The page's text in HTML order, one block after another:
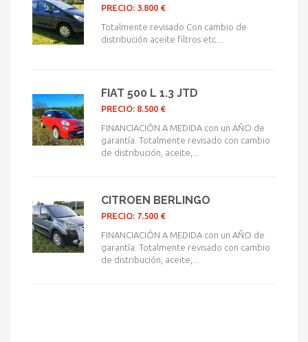
PRECIO: 3.800 €
Totalmente revisado Con cambio de
distribución aceite filtros etc....
FIAT 500 L 1.3 JTD
PRECIO: 8.500 €
FINANCIACIÓN A MEDIDA con un AÑO de
garantía. Totalmente revisado con cambio
de distribución, aceite,...
CITROEN BERLINGO
PRECIO: 7.500 €
FINANCIACIÓN A MEDIDA con un AÑO de
garantía. Totalmente revisado con cambio
de distribución, aceite,...